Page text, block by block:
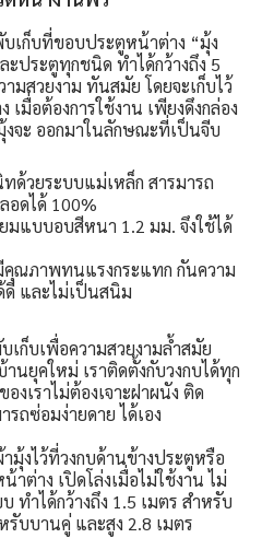
บเก็บที่ขอบประตูหน้าต่าง “มุ้ง
ประตูทุกชนิด ทำได้กว้างถึง 5
มสวยงาม ทันสมัย โดยจะเก็บไว้
เมื่อต้องการใช้งาน เพียงดึงกล่อง
งจะ ออกมาในลักษณะที่เป็นจีบ
ด้วยระบบแม่เหล็ก สารมารถ
อดได้ 100%
มแบบอบสีหนา 1.2 มม. จึงใช้ได้
คุณภาพทนแรงกระแทก กันความ
และไม่เป็นสนิม
เก็บเพื่อความสวยงามล้ำสมัย
านยุคใหม่ เราติดตั้งกับวงกบได้ทุก
เราไม่ต้องเจาะฝาผนัง ติด
ถซ่อมง่ายดาย ได้เอง
มุ้งไว้ที่วงกบด้านข้างประตูหรือ
ต่าง เปิดโล่งเมื่อไม่ใช้งาน ไม่
ทำได้กว้างถึง 1.5 เมตร สำหรับ
รับบานคู่ และสูง 2.8 เมตร